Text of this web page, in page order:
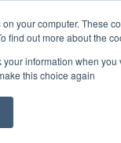
your computer. These
find out more about the
your information when
this choice again.
Parraine une